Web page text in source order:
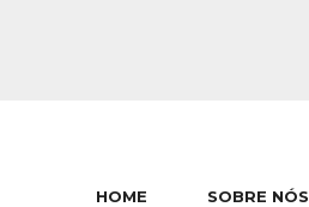
HOME SOBRE NÓS